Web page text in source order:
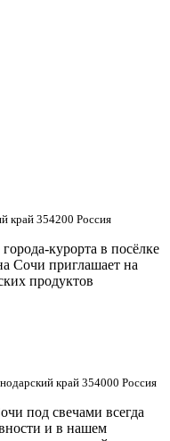
край 354200 Россия
курорта в посёлке
Сочи приглашает на
продуктов
край 354000 Россия
под свечами всегда
и в нашем